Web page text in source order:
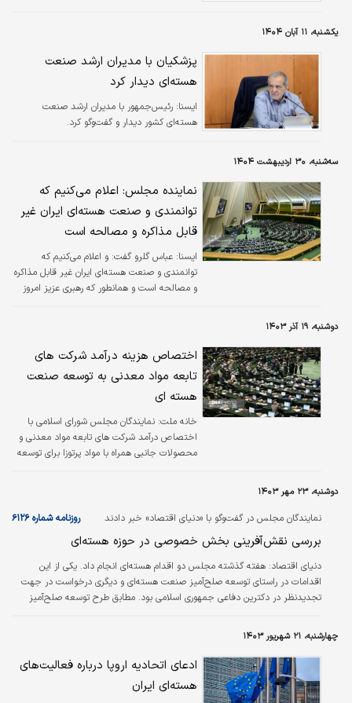
یکشنبه، ۱۱ آبان ۱۴۰۴
پزشکیان با مدیران ارشد صنعت
هسته‌ای دیدار کرد
ايسنا: رئیس‌جمهور با مدیران ارشد صنعت
هسته‌ای کشور دیدار و گفت‌وگو کرد.
سه‌شنبه، ۳۰ اردیبهشت ۱۴۰۴
نماینده مجلس: اعلام می‌کنیم که
توانمندی و صنعت هسته‌ای ایران غیر
قابل مذاکره و مصالحه است
ایسنا: عباس گلرو گفت: و اعلام می‌کنیم که
توانمندی و صنعت هسته‌ای ایران غیر قابل مذاکره
و مصالحه است و همانطور که رهبری عزیز امروز
دوشنبه، ۱۹ آذر ۱۴۰۳
اختصاص هزینه درآمد شرکت های
تابعه مواد معدنی به توسعه صنعت
هسته ای
خانه ملت: نمایندگان مجلس شورای اسلامی با
اختصاص درآمد شرکت های تابعه مواد معدنی و
محصولات جانبی همراه با مواد پرتوزا برای توسعه
دوشنبه، ۲۳ مهر ۱۴۰۳
نمایندگان مجلس در گفت‌وگو با «دنیای اقتصاد» خبر دادند روزنامه شماره ۶۱۲۶
بررسی نقش‌آفرینی بخش خصوصی در حوزه هسته‌ای
دنیای اقتصاد: هفته گذشته مجلس دو اقدام هسته‌ای انجام داد. یکی از این
اقدامات در راستای توسعه صلح‌آمیز صنعت هسته‌ای و دیگری درخواست در جهت
تجدیدنظر در دکترین دفاعی جمهوری اسلامی بود. مطابق طرح توسعه صلح‌آمیز
«شورای انرژی اتمی» به ریاست رئیس‌جمهور تشکیل می‌شود. همچنین این طرح بر
ایجاد حداقل هفت هزار مگاوات ظرفیت برق هسته‌ای از طریق بخش خصوصی و
خودکفایی کامل در تولید انواع ایزوتوپ‌های پایدار و رادیوایزوتوپ‌های مورد نیاز کشور
چهارشنبه، ۲۱ شهریور ۱۴۰۳
ادعای اتحادیه اروپا درباره فعالیت‌های
هسته‌ای ایران